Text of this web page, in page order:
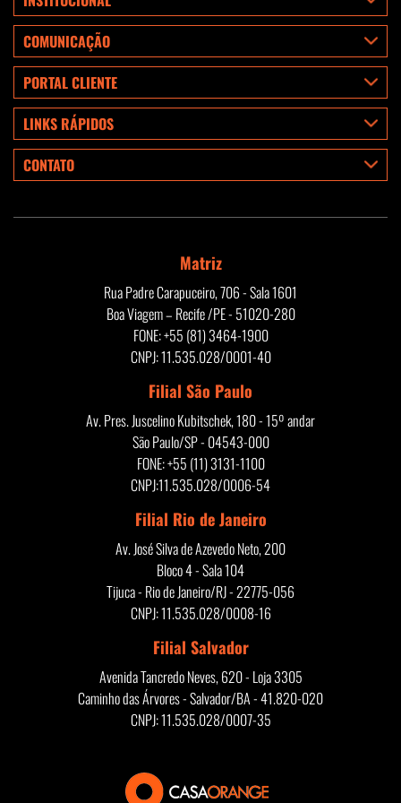
COMUNICAÇÃO
PORTAL CLIENTE
LINKS RÁPIDOS
CONTATO
Matriz
Rua Padre Carapuceiro, 706 - Sala 1601
Boa Viagem – Recife /PE - 51020-280
FONE: +55 (81) 3464-1900
CNPJ: 11.535.028/0001-40
Filial São Paulo
Av. Pres. Juscelino Kubitschek, 180 - 15º andar
São Paulo/SP - 04543-000
FONE: +55 (11) 3131-1100
CNPJ:11.535.028/0006-54
Filial Rio de Janeiro
Av. José Silva de Azevedo Neto, 200
Bloco 4 - Sala 104
Tijuca - Rio de Janeiro/RJ - 22775-056
CNPJ: 11.535.028/0008-16
Filial Salvador
Avenida Tancredo Neves, 620 - Loja 3305
Caminho das Árvores - Salvador/BA - 41.820-020
CNPJ: 11.535.028/0007-35